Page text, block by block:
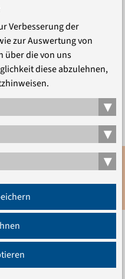
Intersektionalen
IBIM e. V. und
Berlin.
Anmeldung
Verbesserung der
zur Auswertung von
über die von uns
diese abzulehnen,
▾
▾
▾